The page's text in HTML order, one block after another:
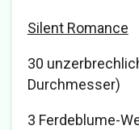
Silent Romance
30
Durchmesser)
3 Ferdeblume-